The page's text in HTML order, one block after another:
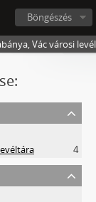
Böngészés
Vác városi
4